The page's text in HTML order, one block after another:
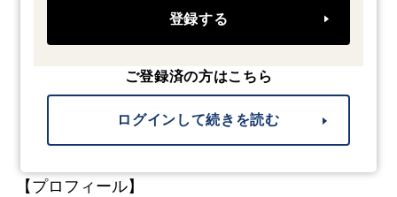
登録する
ご登録済の方はこちら
ログインして続きを読む
【プロフィール】